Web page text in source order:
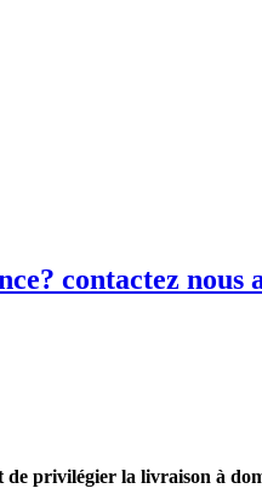
contactez nous
de privilégier la livraison à